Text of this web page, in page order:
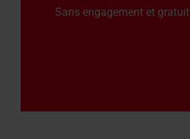
Sans engagement et gratuit